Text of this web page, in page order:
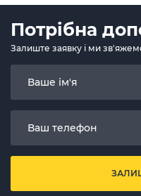
Потрібна
Залиште заявку і ми